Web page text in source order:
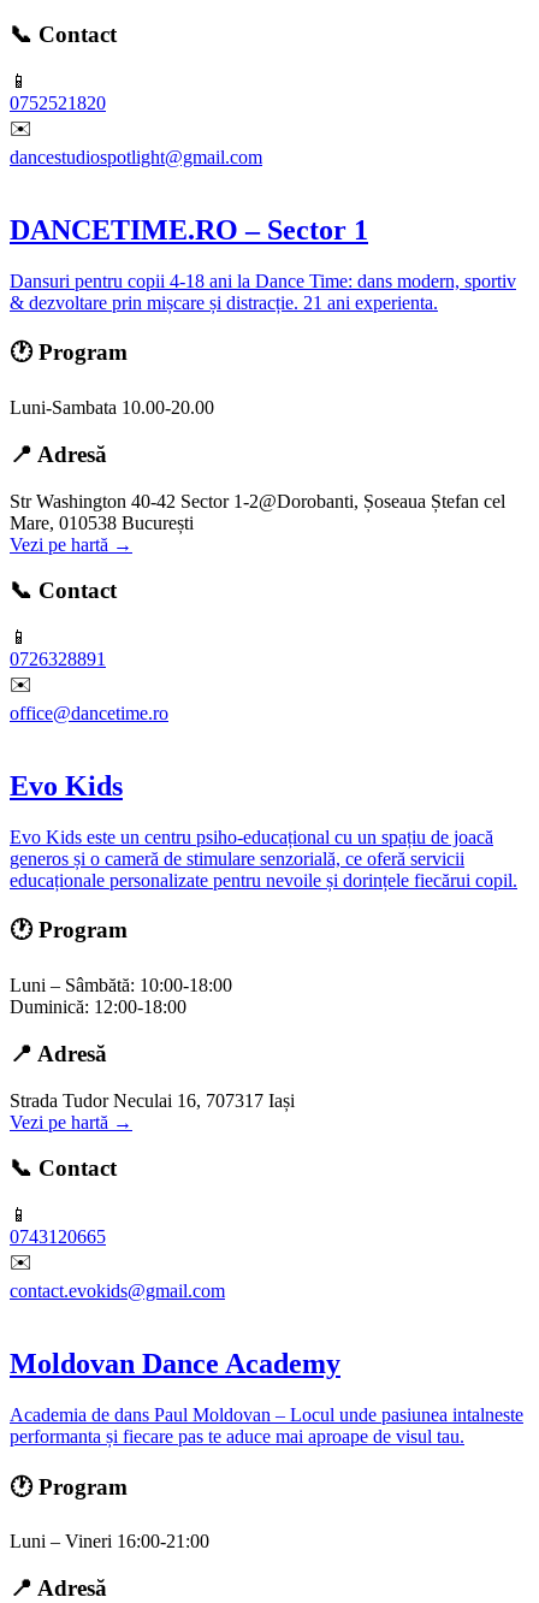
📞 Contact
📱
0752521820
✉️
dancestudiospotlight@gmail.com
DANCETIME.RO – Sector 1
Dansuri pentru copii 4-18 ani la Dance Time: dans modern, sportiv
& dezvoltare prin mișcare și distracție. 21 ani experienta.
🕐 Program
Luni-Sambata 10.00-20.00
📍 Adresă
Str Washington 40-42 Sector 1-2@Dorobanti, Șoseaua Ștefan cel
Mare, 010538 București
Vezi pe hartă →
📞 Contact
📱
0726328891
✉️
office@dancetime.ro
Evo Kids
Evo Kids este un centru psiho-educațional cu un spațiu de joacă
generos și o cameră de stimulare senzorială, ce oferă servicii
educaționale personalizate pentru nevoile și dorințele fiecărui copil.
🕐 Program
Luni – Sâmbătă: 10:00-18:00
Duminică: 12:00-18:00
📍 Adresă
Strada Tudor Neculai 16, 707317 Iași
Vezi pe hartă →
📞 Contact
📱
0743120665
✉️
contact.evokids@gmail.com
Moldovan Dance Academy
Academia de dans Paul Moldovan – Locul unde pasiunea intalneste
performanta și fiecare pas te aduce mai aproape de visul tau.
🕐 Program
Luni – Vineri 16:00-21:00
📍 Adresă